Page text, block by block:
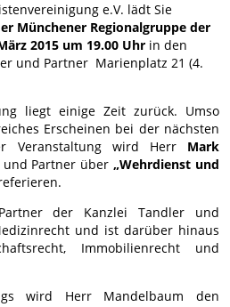
e.V. lädt Sie
Münchener Regionalgruppe der
2015 um 19.00 Uhr in den
und Partner Marienplatz 21 (4.
liegt einige Zeit zurück. Umso
Erscheinen bei der nächsten
Veranstaltung wird HerrMark
und Partner über„Wehrdienst und
der Kanzlei Tandler und
und ist darüber hinaus
Immobilienrecht und
wird Herr Mandelbaum den